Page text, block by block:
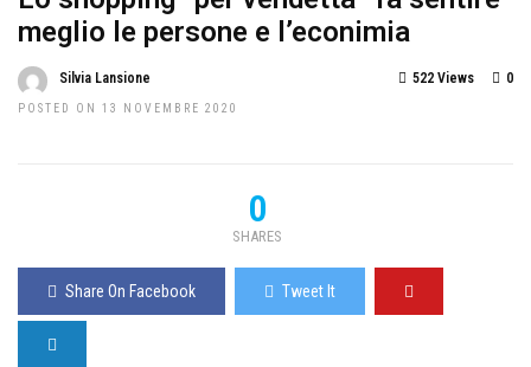
meglio le persone e l’econimia
Silvia Lansione
POSTED ON 13 NOVEMBRE 2020
0
522 Views
0
SHARES
Share On Facebook Tweet It